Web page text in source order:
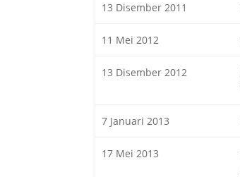
13 Disember 2011
11 Mei 2012
13 Disember 2012
7 Januari 2013
17 Mei 2013